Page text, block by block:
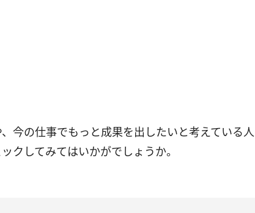
今の仕事でもっと成果を出したいと考えている人
クしてみてはいかがでしょうか。